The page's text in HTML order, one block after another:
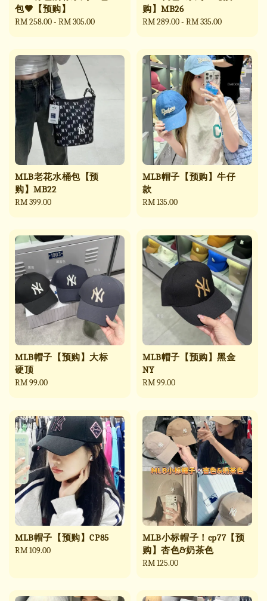
包🤎【预购】
Regular
RM 258.00- RM 305.00
购】MB26
Regular
RM 289.00- RM 335.00
MLB老花水桶包【预
购】MB22
Regular
RM 399.00
MLB帽子【预购】牛仔
款
Regular
RM 135.00
MLB帽子【预购】大标
硬顶
Regular
RM 99.00
MLB帽子【预购】黑金
NY
Regular
RM 99.00
MLB帽子【预购】CP85
Regular
RM 109.00
MLB小标帽子！cp77【预
购】杏色&奶茶色
Regular
RM 125.00